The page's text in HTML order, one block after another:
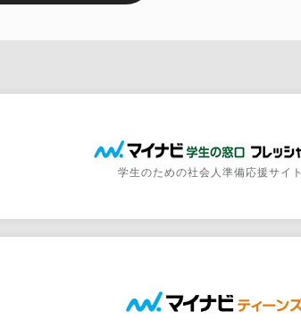
学生のための社会人準備応援サイト